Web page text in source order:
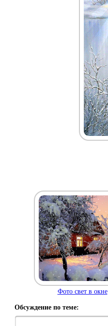
Фото свет в окне
Обсуждение по теме: